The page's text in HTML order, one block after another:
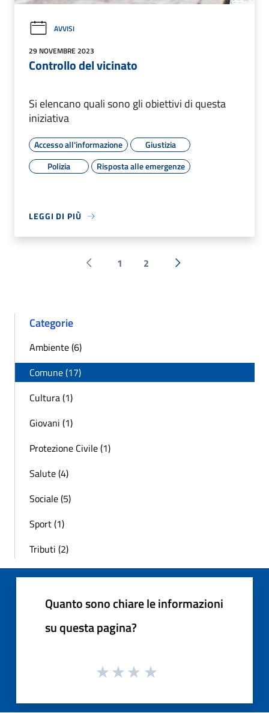
AVVISI
29 NOVEMBRE 2023
Controllo del vicinato
Si elencano quali sono gli obiettivi di questa
iniziativa
Accesso all'informazione
Giustizia
Polizia
Risposta alle emergenze
LEGGI DI PIÙ
Pagina precedente
1 2 Successiva »
Categorie
Ambiente (6)
Comune (17)
Cultura (1)
Giovani (1)
Protezione Civile (1)
Salute (4)
Sociale (5)
Sport (1)
Tributi (2)
Quanto sono chiare le informazioni
su questa pagina?